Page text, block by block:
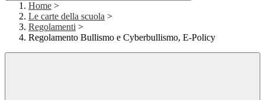
Home >
Le carte della scuola >
Regolamenti >
Regolamento Bullismo e Cyberbullismo, E-Policy